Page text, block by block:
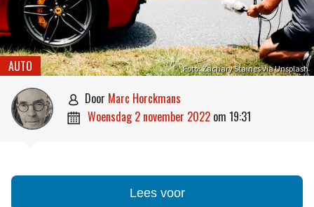
Foto: Zachary Staines via Unsplash
AUTO
 door Marc Horckmans
 woensdag 2 november 2022 om 19:31
Lees voor